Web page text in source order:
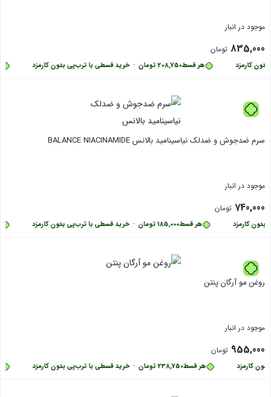
هر قسط208,750تومان • خرید قسطی با ترب‌پی بدون کارمزد کارمزد
موجود در انبار
835,000 تومان
هر قسط185,000تومان • خرید قسطی با ترب‌پی بدون کارمزد کارمزد
سرم ضدجوش و ضدلک نیاسینامید بالانس BALANCE NIACINAMIDE
موجود در انبار
740,000 تومان
هر قسط238,750تومان • خرید قسطی با ترب‌پی بدون کارمزد کارمزد
روغن مو آرگان پنتن
موجود در انبار
955,000 تومان